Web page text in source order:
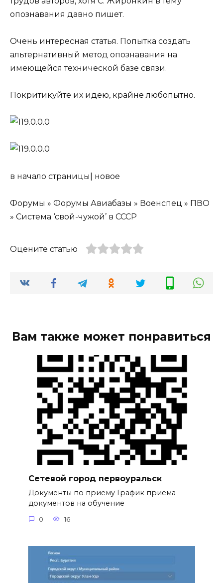
опознавания давно пишет.
Очень интересная статья. Попытка создать
альтернативный метод опознавания на
имеющейся технической базе связи.
Покритикуйте их идею, крайне любопытно.
в начало страницы| новое
Форумы » Форумы Авиабазы » Военспец » ПВО
» Система ‘свой-чужой’ в СССР
Оцените статью
Вам также может понравиться
Сетевой город первоуральск
Документы по приему График приема
документов на обучение
0 16